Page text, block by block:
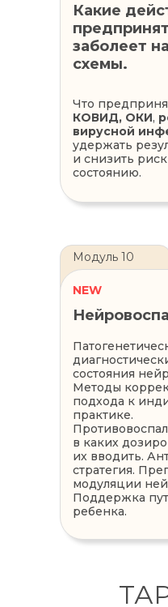
Что
КОВИД, ОКИ,
вирусной
удержать
и снизить
состоянию.
Какие
заболеет
схемы.
состояния
Методы
подхода к
практике.
в каких
их вводить.
стратегия.
модуляции
Поддержка
ребенка.
NEW
Модуль 10